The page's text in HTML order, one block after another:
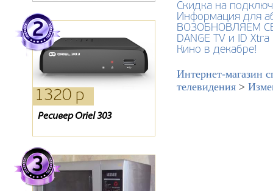
1320 р
Ресивер Oriel 303
15940 р
Комплект Kitenet
1210 р
Карта Триколор
Скидка на
Информация для
ВОЗОБНОВЛЯЕМ
DANGE TV и ID
Кино в декабре!
Интернет-магазин
телевидения >